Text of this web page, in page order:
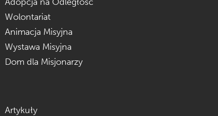
Wolontariat
Animacja Misyjna
Wystawa Misyjna
Dom dla Misjonarzy
Artykuły